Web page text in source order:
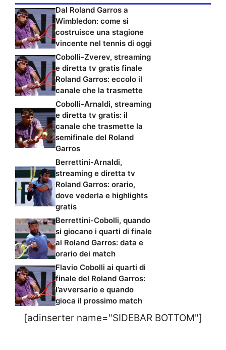
Dal Roland Garros a
Wimbledon: come si
costruisce una stagione
vincente nel tennis di oggi
Cobolli-Zverev, streaming
e diretta tv gratis finale
Roland Garros: eccolo il
canale che la trasmette
Cobolli-Arnaldi, streaming
e diretta tv gratis: il
canale che trasmette la
semifinale del Roland
Garros
Berrettini-Arnaldi,
streaming e diretta tv
Roland Garros: orario,
dove vederla e highlights
gratis
Berrettini-Cobolli, quando
si giocano i quarti di finale
al Roland Garros: data e
orario dei match
Flavio Cobolli ai quarti di
finale del Roland Garros:
l’avversario e quando
gioca il prossimo match
[adinserter name="SIDEBAR BOTTOM"]